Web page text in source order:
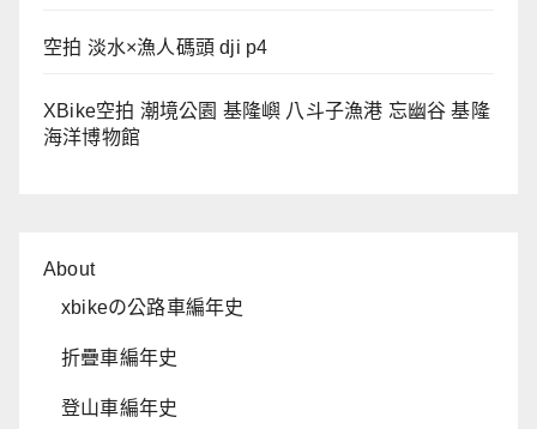
空拍 淡水×漁人碼頭 dji p4
XBike空拍 潮境公園 基隆嶼 八斗子漁港 忘幽谷 基隆
海洋博物館
About
xbikeの公路車編年史
折疊車編年史
登山車編年史